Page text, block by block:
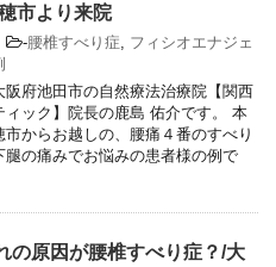
市より来院
-腰椎すべり症
フィシオエナジェ
阪府池田市の自然療法治療院【関西
ィック】院長の鹿島 佑介です。 本
市からお越しの、腰痛４番のすべり
腿の痛みでお悩みの患者様の例で
の原因が腰椎すべり症？/大